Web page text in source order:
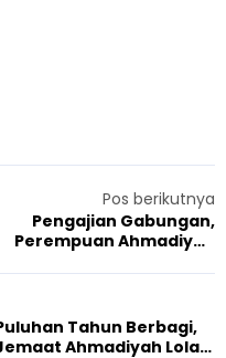
Pos berikutnya
Pengajian Gabungan,
Perempuan Ahmadiyah
Pentingnya Menegakkan
Tahun Berbagi,
Ahmadiyah Lolak